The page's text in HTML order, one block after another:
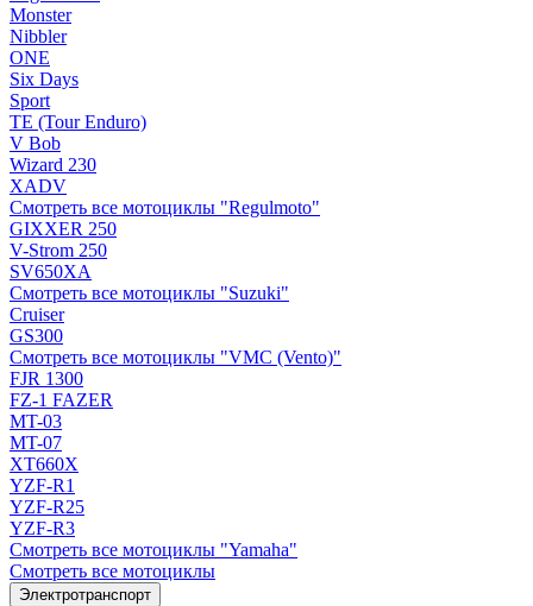
Monster
Nibbler
ONE
Six Days
Sport
TE (Tour Enduro)
V Bob
Wizard 230
XADV
Смотреть все мотоциклы "Regulmoto"
GIXXER 250
V-Strom 250
SV650XA
Смотреть все мотоциклы "Suzuki"
Cruiser
GS300
Смотреть все мотоциклы "VMC (Vento)"
FJR 1300
FZ-1 FAZER
MT-03
MT-07
XT660X
YZF-R1
YZF-R25
YZF-R3
Смотреть все мотоциклы "Yamaha"
Смотреть все мотоциклы
Электротранспорт